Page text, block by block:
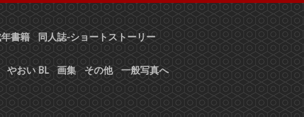
書籍 同人誌-ショートストーリー
やおい BL 画集 その他 一般写真へ